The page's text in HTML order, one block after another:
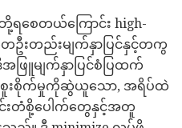
ဘို့ရစေတယ်ကြောင်း high-
ဦးတည်းမျက်နှာပြင်နှင့်တကွ
အဖြူမျက်နှာပြင်စံပြထက်
စူးစိုက်မှုကိုဆွဲယူသော, အရိပ်ထဲ
းတံစို့ပေါက်တွေနှင့်အတူ